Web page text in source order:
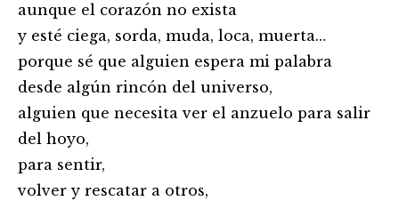
aunque el corazón no exista
y esté ciega, sorda, muda, loca, muerta…
porque sé que alguien espera mi palabra
desde algún rincón del universo,
alguien que necesita ver el anzuelo para salir
del hoyo,
para sentir,
volver y rescatar a otros,